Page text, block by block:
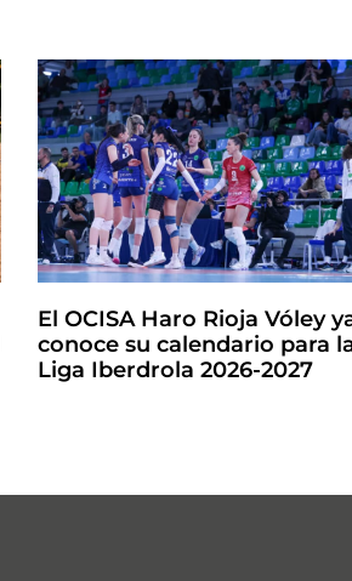
El OCISA Haro Rioja Vóley
conoce su calendario para
Liga Iberdrola 2026-2027